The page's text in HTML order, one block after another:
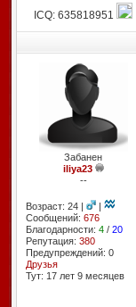
ICQ: 635818951
Забанен
iliya23
--
Возраст: 24 |
|
Сообщений: 676
Благодарности: 4/ 20
Репутация: 380
Предупреждений: 0
Друзья
Тут: 17 лет 9 месяцев